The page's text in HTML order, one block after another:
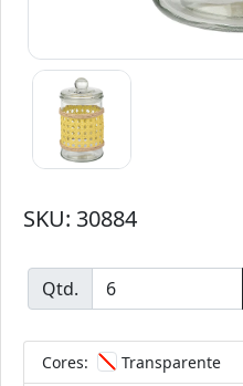
SKU: 30884
Qtd.
Cores:
Transparente